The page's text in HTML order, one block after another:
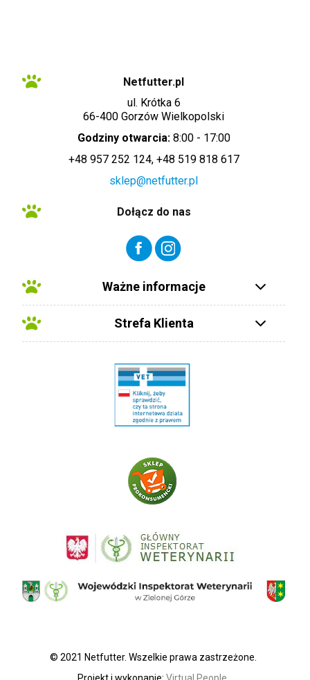
Netfutter.pl
ul. Krótka 6
66-400 Gorzów Wielkopolski
Godziny otwarcia:8:00 - 17:00
+48 957 252 124, +48 519 818 617
sklep@netfutter.pl
Dołącz do nas
Ważne informacje
Strefa Klienta
© 2021 Netfutter. Wszelkie prawa zastrzeżone.